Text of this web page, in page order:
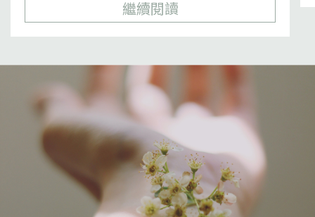
繼續閱讀